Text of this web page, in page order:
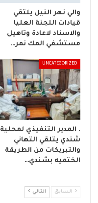
والي نهر النيل يلتقي
قيادات اللجنة العليا
والاسناد لاعادة وتاهيل
مستشفي المك نمر…
UNCATEGORIZED
. المدير التنفيذي لمحلية
شندي يتلقي التهاني
والتبريكات من الطريقة
الختميه بشندي…
السابق التالي